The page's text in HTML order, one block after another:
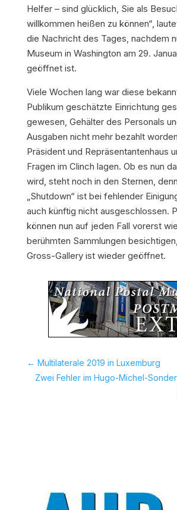
Helfer – sind glücklich, Sie als
willkommen heißen zu können“,
die Nachricht des Tages, nachdem
Museum in Washington am 29.
geöffnet ist.
Viele Wochen lang war diese
Publikum geschätzte Einrichtung
gewesen, Gehälter des Personals
Ausgaben nicht mehr bezahlt
Präsident und Repräsentantenhaus
Fragen im Clinch lagen. Ob es nun
wird, steht noch in den Sternen,
„Shutdown“ ist bei fehlender
auch künftig nicht ausgeschlossen.
können nun auf jeden Fall vorerst
berühmten Sammlungen
Gross-Gallery ist wieder geöffnet.
← Multilaterale 2019 in Luxemburg
Zwei Fehler im Hugo-Michel-